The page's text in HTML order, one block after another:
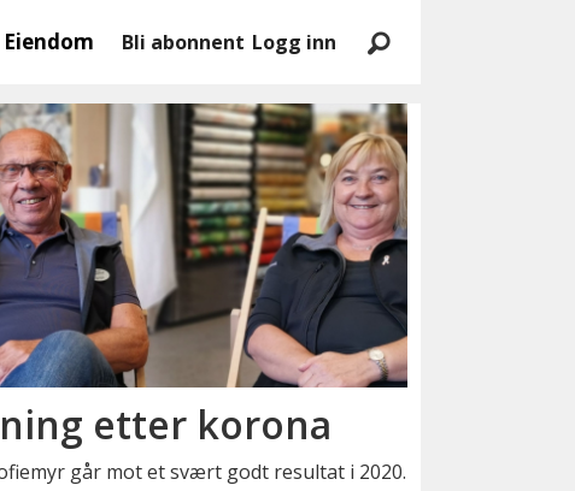
Eiendom Bli abonnent Logg inn
etter korona
går mot et svært godt resultat i 2020.